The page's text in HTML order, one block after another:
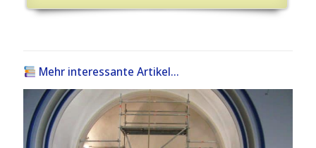
Mehr interessante Artikel...